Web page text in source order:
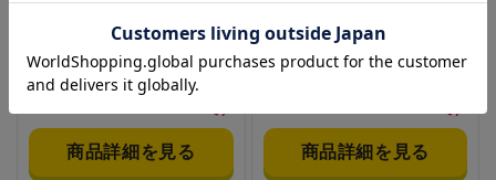
通常価格¥63,800（税込）
¥57,200 （税込）
期間限定 早割価格（9月30日ま
商品詳細を見る
通常価格¥79,750
¥71,720（税込）
商品詳細を見る